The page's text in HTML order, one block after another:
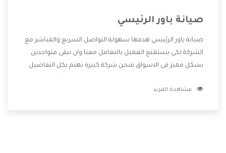
صيانة باور الرئيسي
صيانة باور الرئيسي هدفها سهولة التواصل السريع والمباشر مع
الشركة لكى يستمتع العميل بالتعامل معنا وان نبقى متواجدين
بشكل مميز فى الاسواق فنحن شركة كبيرة نهتم بكل التفاصيل
والتى تكون منها خدمة الصيانة التى تكون من أهم الخدمات التى
مشاهدة المزيد